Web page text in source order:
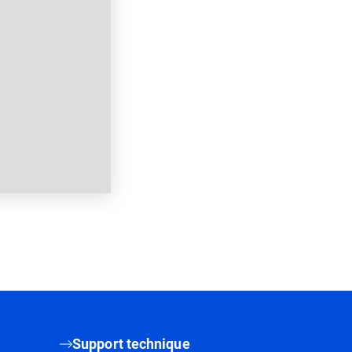
Support technique